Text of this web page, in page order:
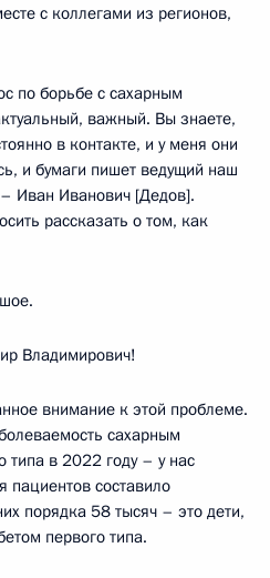
с коллегами из регионов,
по борьбе с сахарным
важный. Вы знаете,
в контакте, и у меня они
и бумаги пишет ведущий наш
– Иван Иванович [Дедов].
рассказать о том, как
Владимирович!
внимание к этой проблеме.
сахарным
типа в 2022 году – у нас
пациентов составило
порядка 58 тысяч – это дети,
первого типа.